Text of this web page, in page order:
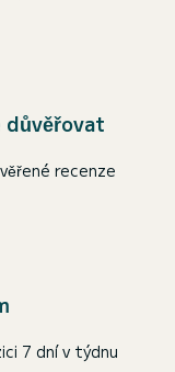
recenze
7 dní v týdnu